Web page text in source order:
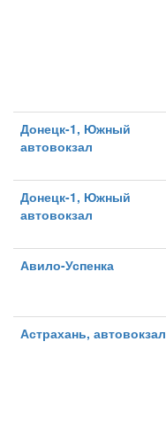
Донецк-1, Южный
автовокзал
Донецк-1, Южный
автовокзал
Авило-Успенка
Астрахань, автовокзал